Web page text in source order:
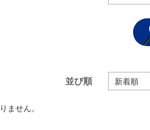
並び順
ません。